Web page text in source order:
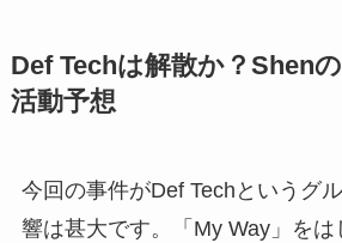
Def Techは解散か？Shen
活動予想
今回の事件がDef Techというグ
響は甚大です。「My Way」を